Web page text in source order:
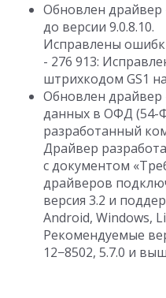
Обновлен драйвер
до версии 9.0.8.10.
Исправлены
- 276 913:
штрихкодом GS1
Обновлен
данных в ОФД (54-
разработанный
Драйвер
с документом
драйверов
версия 3.2 и
Android, Windows,
Рекомендуемые
12−8502, 5.7.0 и